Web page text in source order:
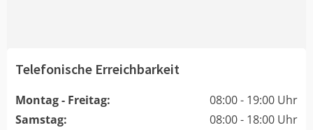
Telefonische Erreichbarkeit
Montag - Freitag:
08:00 - 19:00 Uhr
Samstag:
08:00 - 18:00 Uhr